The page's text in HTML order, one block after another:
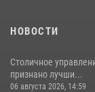
НОВОСТИ
Столичное
признано лучши...
06 августа 2026, 14:59